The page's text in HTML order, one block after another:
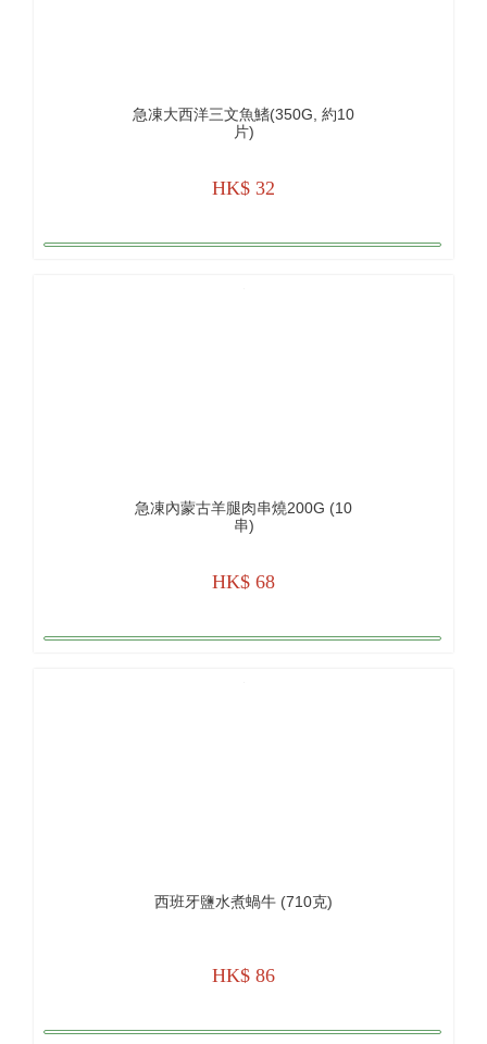
急凍大西洋三文魚鰭(350G, 約10
片)
HK$ 32
急凍內蒙古羊腿肉串燒200G (10
串)
HK$ 68
西班牙鹽水煮蝸牛 (710克)
HK$ 86